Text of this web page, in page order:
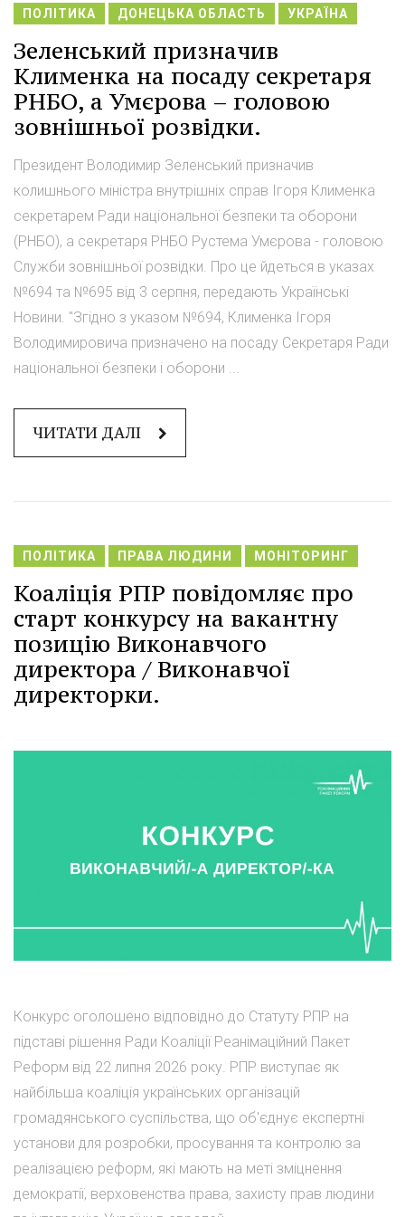
ПОЛІТИКА ДОНЕЦЬКА ОБЛАСТЬ УКРАЇНА
Зеленський призначив
Клименка на посаду секретаря
РНБО, а Умєрова – головою
зовнішньої розвідки.
Президент Володимир Зеленський призначив
колишнього міністра внутрішніх справ Ігоря Клименка
секретарем Ради національної безпеки та оборони
(РНБО), а секретаря РНБО Рустема Умєрова - головою
Служби зовнішньої розвідки. Про це йдеться в указах
№694 та №695 від 3 серпня, передають Українські
Новини. "Згідно з указом №694, Клименка Ігоря
Володимировича призначено на посаду Секретаря Ради
національної безпеки і оборони ...
ЧИТАТИ ДАЛІ
ПОЛІТИКА ПРАВА ЛЮДИНИ МОНІТОРИНГ
Коаліція РПР повідомляє про
старт конкурсу на вакантну
позицію Виконавчого
директора / Виконавчої
директорки.
Конкурс оголошено відповідно до Статуту РПР на
підставі рішення Ради Коаліції Реанімаційний Пакет
Реформ від 22 липня 2026 року. РПР виступає як
найбільша коаліція українських організацій
громадянського суспільства, що об'єднує експертні
установи для розробки, просування та контролю за
реалізацією реформ, які мають на меті зміцнення
демократії, верховенства права, захисту прав людини